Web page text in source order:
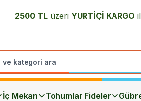
2500 TL üzeri YURTİÇİ KARGO
İç Mekan Tohumlar Fideler